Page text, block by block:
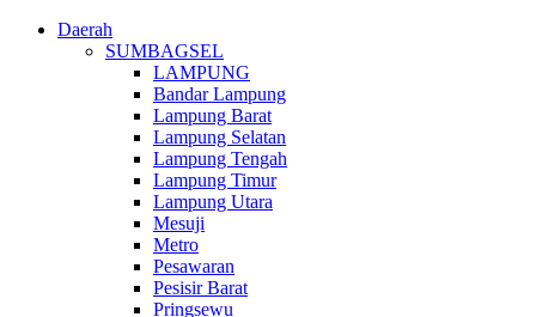
Daerah
SUMBAGSEL
LAMPUNG
Bandar Lampung
Lampung Barat
Lampung Selatan
Lampung Tengah
Lampung Timur
Lampung Utara
Mesuji
Metro
Pesawaran
Pesisir Barat
Pringsewu